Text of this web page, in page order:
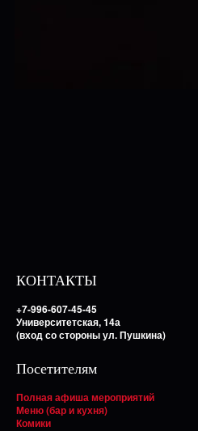
КОНТАКТЫ
+7-996-607-45-45
Университетская, 14а
(вход со стороны ул. Пушкина)
Посетителям
Полная афиша мероприятий
Меню (бар и кухня)
Комики